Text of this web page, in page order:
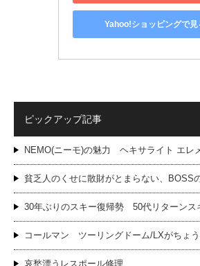
Yahoo!ショッピングで見
ピックアップ記事
NEMO(ニーモ)の魅力 ヘキサライト エレ
貧乏人のくせに散財がとまらない、BOSS
30年ぶりのスキー復帰勢 50代リターンス
コールマン ツーリングドーム/LXがちょ
哀愁漂うレスポール修理